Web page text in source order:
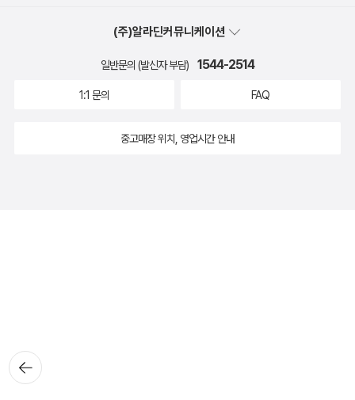
뒤로가
기
(주)알라딘커뮤니케이션
일반문의 (발신자 부담) 1544-2514
1:1 문의 FAQ
중고매장 위치, 영업시간 안내